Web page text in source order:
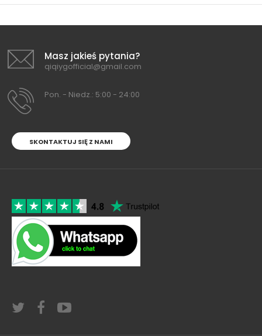
Masz jakieś pytania?
qiqiygofficial@gmail.com
Pon. - Niedz.: 5:00 - 24:00
SKONTAKTUJ SIĘ Z NAMI